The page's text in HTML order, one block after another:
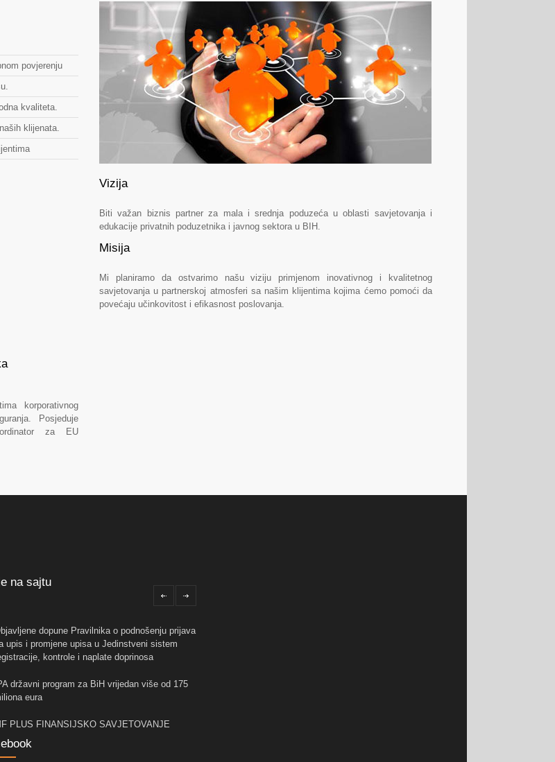
povjerenju
kvaliteta.
klijenata.
korporativnog
Posjeduje
za EU
Vizija
Biti važan biznis partner za mala i srednja poduzeća u oblasti savjetovanja i
edukacije privatnih poduzetnika i javnog sektora u BIH.
Misija
Mi planiramo da ostvarimo našu viziju primjenom inovativnog i kvalitetnog
savjetovanja u partnerskoj atmosferi sa našim klijentima kojima ćemo pomoći da
povećaju učinkovitost i efikasnost poslovanja.
na sajtu
dopune Pravilnika o podnošenju prijava
upis i promjene upisa u Jedinstveni sistem
kontrole i naplate doprinosa
državni program za BiH vrijedan više od 175
eura
PLUS FINANSIJSKO SAVJETOVANJE